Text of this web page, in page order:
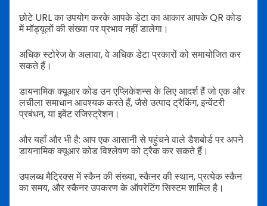
छोटे URL का उपयोग करके आपके डेटा का आकार आपके QR कोड
में मॉड्यूलों की संख्या पर प्रभाव नहीं डालेगा।
अधिक स्टोरेज के अलावा, वे अधिक डेटा प्रकारों को समायोजित कर
सकते हैं।
डायनामिक क्यूआर कोड उन एप्लिकेशन्स के लिए आदर्श हैं जो एक और
लचीला समाधान आवश्यक करते हैं, जैसे उत्पाद ट्रैकिंग, इन्वेंटरी
प्रबंधन, या इवेंट रजिस्ट्रेशन।
और यहाँ और भी है: आप एक आसानी से पहुंचने वाले डैशबोर्ड पर अपने
डायनामिक क्यूआर कोड विश्लेषण को ट्रैक कर सकते हैं।
उपलब्ध मैट्रिक्स में स्कैन की संख्या, स्कैनर की स्थान, प्रत्येक स्कैन
का समय, और स्कैनर उपकरण के ऑपरेटिंग सिस्टम शामिल है।